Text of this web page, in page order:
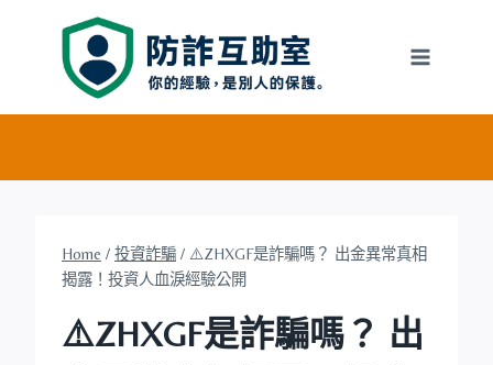
Home / 投資詐騙 / ⚠️ZHXGF是詐騙嗎？ 出金異常真相
揭露！投資人血淚經驗公開
⚠️ZHXGF是詐騙嗎？ 出